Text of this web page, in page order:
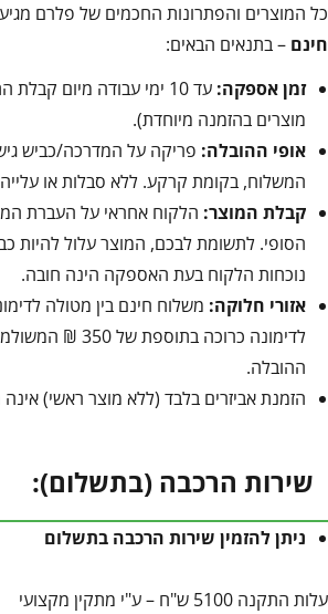
כל המוצרים והפתרונות החכמים של פלרם
חינם – בתנאים הבאים:
זמן אספקה:
עד 10 ימי עבודה מיום
מוצרים בהזמנה מיוחדת).
אופי ההובלה: פריקה על המדרכה/כביש
המשלוח, בקומת קרקע. ללא סבלות או
קבלת המוצר: הלקוח אחראי על העברת
הסופי. לתשומת לבכם, המוצר עלול להיות
נוכחות הלקוח בעת האספקה הינה חובה.
אזורי חלוקה: משלוח חינם בין מטולה
לדימונה כרוכה
ההובלה.
הזמנת אביזרים בלבד (ללא מוצר ראשי)
שירות הרכבה (בתשלום):
ניתן להזמין שירות הרכבה בתשלום
עלות התקנה 5100 ש"ח – ע"י מתקין מקצועי